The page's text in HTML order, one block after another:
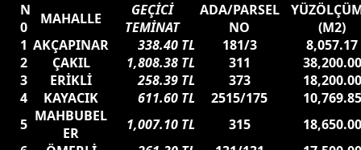
N
0
MAHALLE
GEÇİCİ
TEMİNAT
ADA/PARSEL
NO
(M2)
1 AKÇAPINAR 338.40 TL 181/3
8,057.17
2
ÇAKIL 1,808.38 TL 311
38,200.00
3
ERİKLİ 258.39 TL 373
18,200.00
4
KAYACIK 611.60 TL 2515/175
10,769.85
5 MAHBUBEL
ER
1,007.10 TL 315
18,650.00